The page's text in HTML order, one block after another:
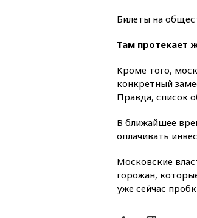
Билеты на
Там протекает
Кроме того,
конкретный
Правда, список
В ближайшее
оплачивать
Московские
горожан,
уже сейчас